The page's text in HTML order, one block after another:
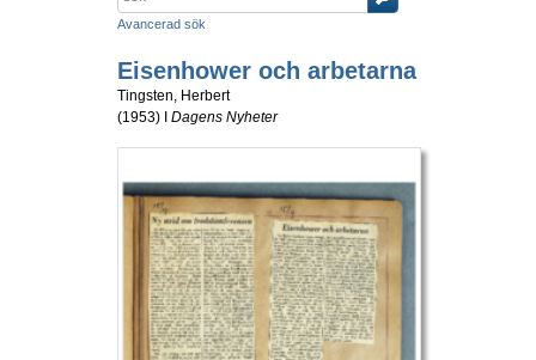
Avancerad sök
Eisenhower och arbetarna
Tingsten, Herbert
(1953) I Dagens Nyheter